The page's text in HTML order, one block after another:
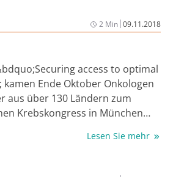
besteht auch ein
für den Erwerb genetischer
(typischerweise als
in hämatopoetischen
und daher gehäuft bei
Dasselbe gilt, wenn auch
Aberrationen wie
von genetischem Material
2 Min|09.11.2018
access to optimal
Ende Oktober Onkologen
aus über 130 Ländern zum
Krebskongress in München
Der Austausch der Experten soll
Berichte zum ESMO finden
Lesen Sie mehr